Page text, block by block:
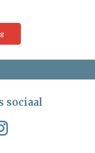
sociaal